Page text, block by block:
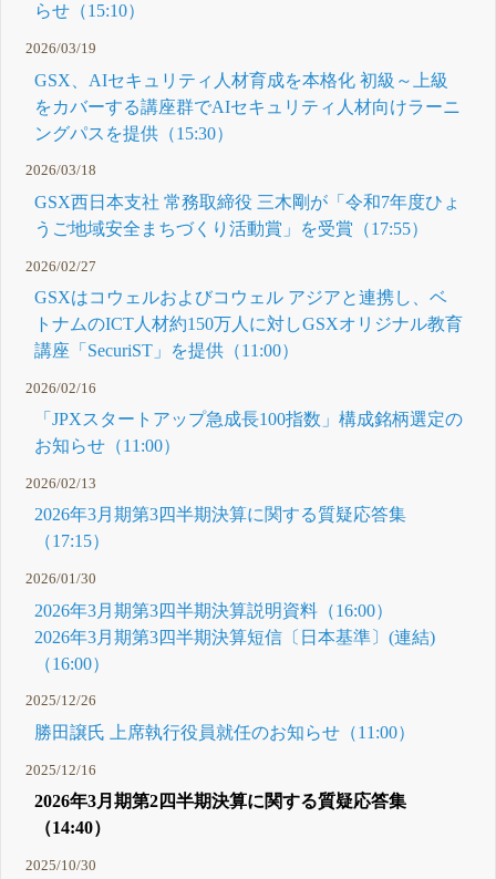
らせ（15:10）
2026/03/19
GSX、AIセキュリティ人材育成を本格化 初級～上級
をカバーする講座群でAIセキュリティ人材向けラーニ
ングパスを提供（15:30）
2026/03/18
GSX西日本支社 常務取締役 三木剛が「令和7年度ひょ
うご地域安全まちづくり活動賞」を受賞（17:55）
2026/02/27
GSXはコウェルおよびコウェル アジアと連携し、ベ
トナムのICT人材約150万人に対しGSXオリジナル教育
講座「SecuriST」を提供（11:00）
2026/02/16
「JPXスタートアップ急成長100指数」構成銘柄選定の
お知らせ（11:00）
2026/02/13
2026年3月期第3四半期決算に関する質疑応答集
（17:15）
2026/01/30
2026年3月期第3四半期決算説明資料（16:00）
2026年3月期第3四半期決算短信〔日本基準〕(連結)
（16:00）
2025/12/26
勝田譲氏 上席執行役員就任のお知らせ（11:00）
2025/12/16
2026年3月期第2四半期決算に関する質疑応答集
（14:40）
2025/10/30